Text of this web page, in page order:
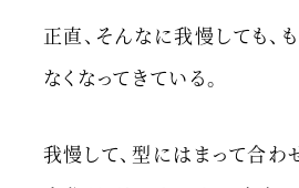
正直、そんなに我慢しても、
なくなってきている。
我慢して、型にはまって合わ